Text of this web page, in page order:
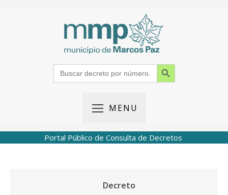
Search
for:
Search Button
MENU
Portal Público de Consulta de Decretos
Decreto